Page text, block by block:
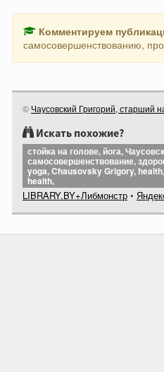
Комментируем
самосовершенствованию,
© Чаусовский Григорий, старший
Искать похожие?
стойка на голове, йога,
самосовершенствование,
yoga, Chausovsky Grigory,
health,
LIBRARY.BY+Либмонстр •